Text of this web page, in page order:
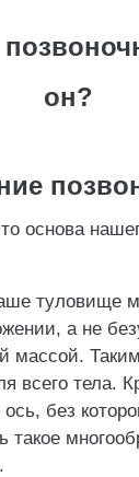
он?
основа
туловище
а не
массой.
всего тела.
без